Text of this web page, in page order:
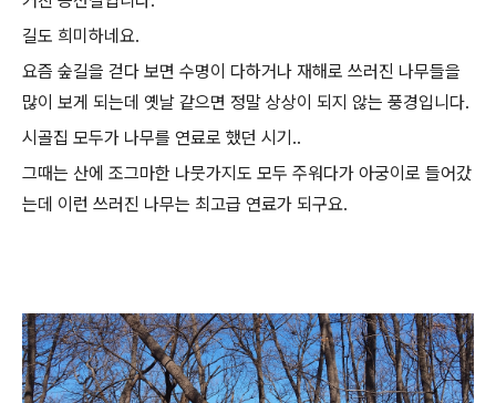
길도 희미하네요.
요즘 숲길을 걷다 보면 수명이 다하거나 재해로 쓰러진 나무들을
많이 보게 되는데 옛날 같으면 정말 상상이 되지 않는 풍경입니다.
시골집 모두가 나무를 연료로 했던 시기..
그때는 산에 조그마한 나뭇가지도 모두 주워다가 아궁이로 들어갔
는데 이런 쓰러진 나무는 최고급 연료가 되구요.